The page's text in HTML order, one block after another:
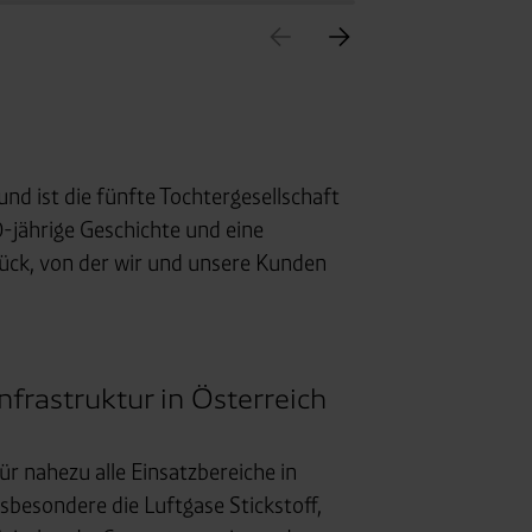
ist die fünfte Tochtergesellschaft
Geschichte und eine
von der wir und unsere Kunden
in Österreich
nahezu alle Einsatzbereiche in
die Luftgase Stickstoff,